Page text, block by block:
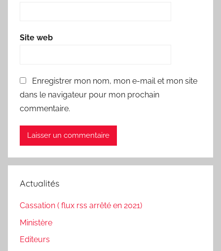
Site web
Enregistrer mon nom, mon e-mail et mon site
dans le navigateur pour mon prochain
commentaire.
Actualités
Cassation ( flux rss arrêté en 2021)
Ministère
Editeurs